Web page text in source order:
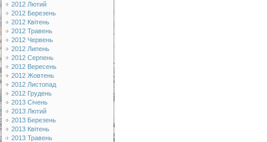
2012 Лютий
2012 Березень
2012 Квітень
2012 Травень
2012 Червень
2012 Липень
2012 Серпень
2012 Вересень
2012 Жовтень
2012 Листопад
2012 Грудень
2013 Січень
2013 Лютий
2013 Березень
2013 Квітень
2013 Травень